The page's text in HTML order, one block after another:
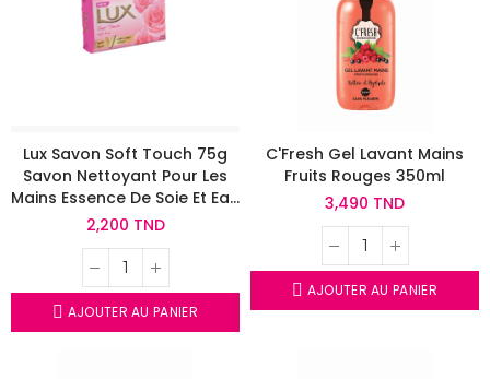
Lux Savon Soft Touch 75g
Savon Nettoyant Pour Les
Mains Essence De Soie Et Eau
De Rose
2,200 TND
AJOUTER AU PANIER
C'Fresh Gel Lavant Mains
Fruits Rouges 350ml
3,490 TND
AJOUTER AU PANIER